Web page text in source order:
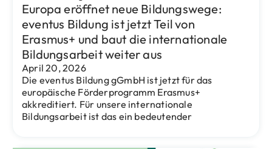
Projekte
Jugendprojekt „Bodenlos safe“: Wenn
Vielfalt, Spiritualität und Kreativität auf
dem eventus Bildung Campus zu starken